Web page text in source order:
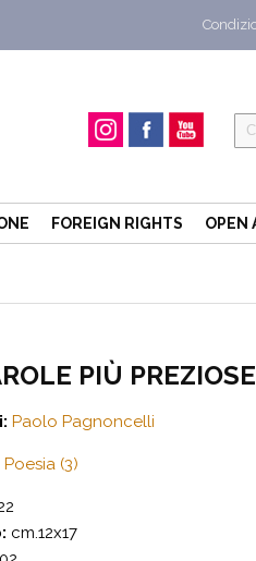
FOREIGN RIGHTS OPEN
PIÙ PREZIOSE
Paolo Pagnoncelli
Poesia (3)
cm.12x17